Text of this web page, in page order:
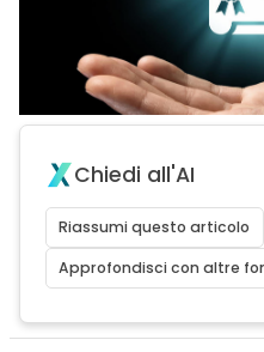
Chiedi all'AI
Riassumi questo articolo
Approfondisci con altre